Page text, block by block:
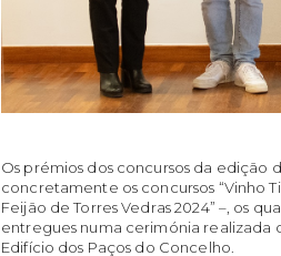
Os prémios dos concursos da edição
concretamente os concursos “Vinho
Feijão de Torres Vedras 2024” –, os
entregues numa cerimónia
Edifício dos Paços do Concelho.